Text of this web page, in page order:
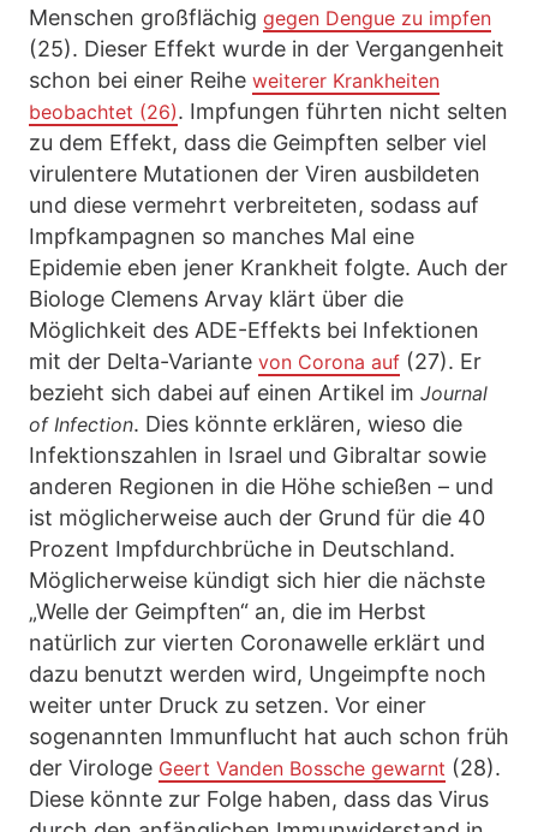
Menschen großflächig gegen Dengue zu impfen
(25). Dieser Effekt wurde in der Vergangenheit
schon bei einer Reihe weiterer Krankheiten
beobachtet (26). Impfungen führten nicht selten
zu dem Effekt, dass die Geimpften selber viel
virulentere Mutationen der Viren ausbildeten
und diese vermehrt verbreiteten, sodass auf
Impfkampagnen so manches Mal eine
Epidemie eben jener Krankheit folgte. Auch der
Biologe Clemens Arvay klärt über die
Möglichkeit des ADE-Effekts bei Infektionen
mit der Delta-Variante von Corona auf (27). Er
bezieht sich dabei auf einen Artikel im Journal
of Infection. Dies könnte erklären, wieso die
Infektionszahlen in Israel und Gibraltar sowie
anderen Regionen in die Höhe schießen – und
ist möglicherweise auch der Grund für die 40
Prozent Impfdurchbrüche in Deutschland.
Möglicherweise kündigt sich hier die nächste
„Welle der Geimpften“ an, die im Herbst
natürlich zur vierten Coronawelle erklärt und
dazu benutzt werden wird, Ungeimpfte noch
weiter unter Druck zu setzen. Vor einer
sogenannten Immunflucht hat auch schon früh
der Virologe Geert Vanden Bossche gewarnt (28).
Diese könnte zur Folge haben, dass das Virus